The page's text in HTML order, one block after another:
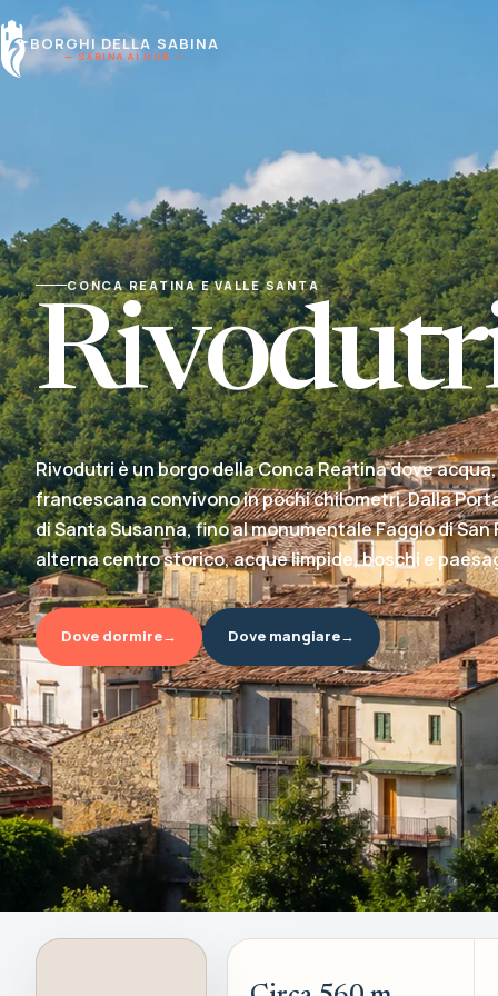
BORGHI DELLA SABINA
— SABINA AI HUB —
CONCA REATINA E VALLE SANTA
Rivodutri è un borgo della Conca Reatina dove
francescana convivono in pochi chilometri. Dalla
di Santa Susanna, fino al monumentale Faggio di
alterna centro storico, acque limpide, boschi e
Dove dormire→ Dove mangiare→